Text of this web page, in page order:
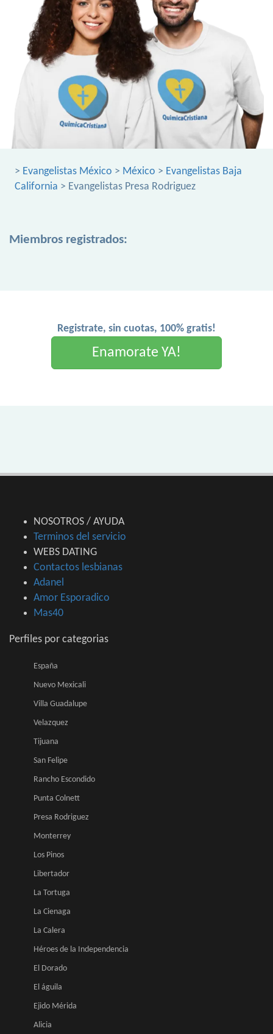
> Evangelistas México > México > Evangelistas Baja
California > Evangelistas Presa Rodriguez
Miembros registrados:
Registrate, sin cuotas, 100% gratis!
Enamorate YA!
NOSOTROS / AYUDA
Terminos del servicio
WEBS DATING
Contactos lesbianas
Adanel
Amor Esporadico
Mas40
Perfiles por categorias
España
Nuevo Mexicali
Villa Guadalupe
Velazquez
Tijuana
San Felipe
Rancho Escondido
Punta Colnett
Presa Rodriguez
Monterrey
Los Pinos
Libertador
La Tortuga
La Cienaga
La Calera
Héroes de la Independencia
El Dorado
El águila
Ejido Mérida
Alicia